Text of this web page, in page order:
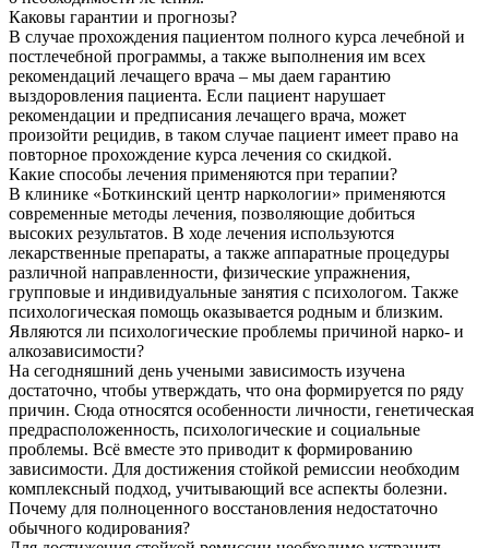
Каковы гарантии и прогнозы?
В случае прохождения пациентом полного курса лечебной и
постлечебной программы, а также выполнения им всех
рекомендаций лечащего врача – мы даем гарантию
выздоровления пациента. Если пациент нарушает
рекомендации и предписания лечащего врача, может
произойти рецидив, в таком случае пациент имеет право на
повторное прохождение курса лечения со скидкой.
Какие способы лечения применяются при терапии?
В клинике «Боткинский центр наркологии» применяются
современные методы лечения, позволяющие добиться
высоких результатов. В ходе лечения используются
лекарственные препараты, а также аппаратные процедуры
различной направленности, физические упражнения,
групповые и индивидуальные занятия с психологом. Также
психологическая помощь оказывается родным и близким.
Являются ли психологические проблемы причиной нарко- и
алкозависимости?
На сегодняшний день учеными зависимость изучена
достаточно, чтобы утверждать, что она формируется по ряду
причин. Сюда относятся особенности личности, генетическая
предрасположенность, психологические и социальные
проблемы. Всё вместе это приводит к формированию
зависимости. Для достижения стойкой ремиссии необходим
комплексный подход, учитывающий все аспекты болезни.
Почему для полноценного восстановления недостаточно
обычного кодирования?